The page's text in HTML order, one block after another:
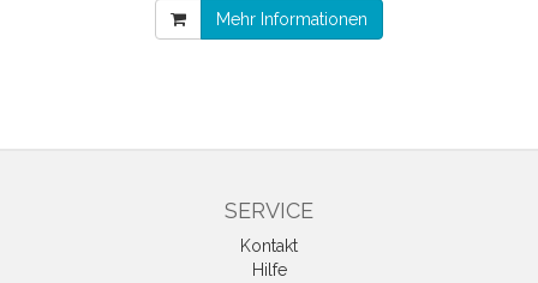
Mehr Informationen
SERVICE
Kontakt
Hilfe